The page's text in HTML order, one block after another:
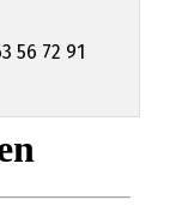
56 72 91